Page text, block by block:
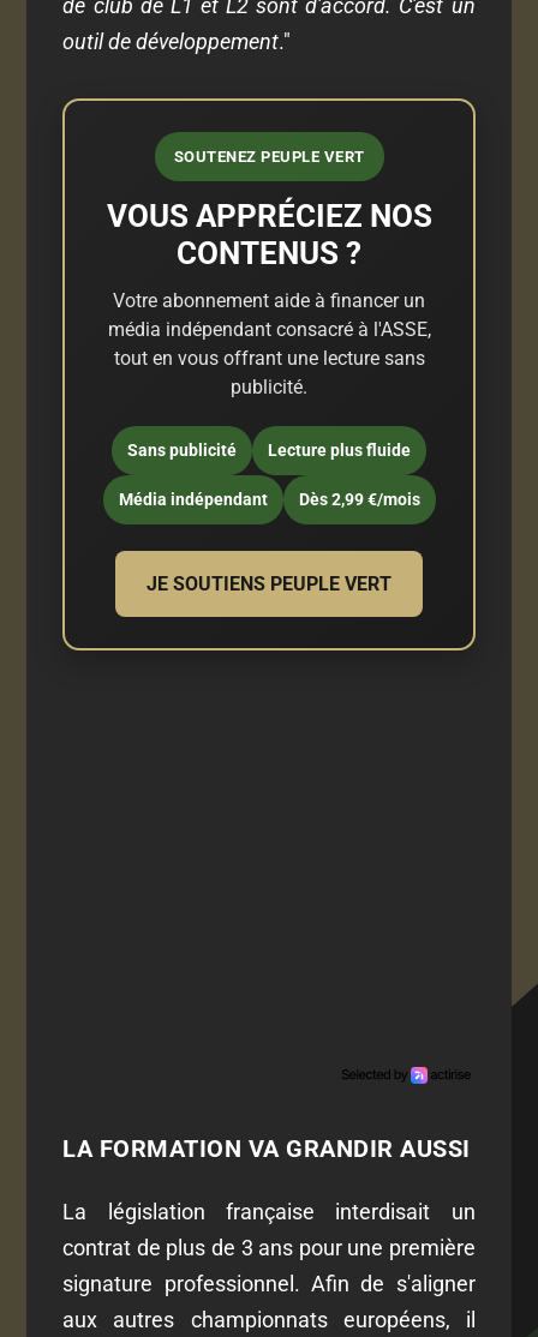
outil de développement."
SOUTENEZ PEUPLE VERT
VOUS APPRÉCIEZ NOS
CONTENUS ?
Votre abonnement aide à financer un
média indépendant consacré à l'ASSE,
tout en vous offrant une lecture sans
publicité.
Sans publicité Lecture plus fluide
Média indépendant Dès 2,99 €/mois
JE SOUTIENS PEUPLE VERT
LA FORMATION VA GRANDIR AUSSI
La législation française interdisait un
contrat de plus de 3 ans pour une première
signature professionnel. Afin de s'aligner
aux autres championnats européens, il